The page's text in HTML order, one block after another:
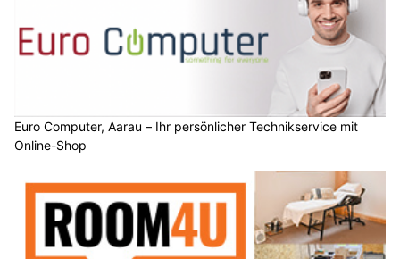
Euro Computer, Aarau – Ihr persönlicher Technikservice mit
Online-Shop